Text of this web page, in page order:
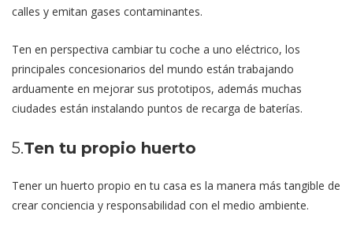
calles y emitan gases contaminantes.
Ten en perspectiva cambiar tu coche a uno eléctrico, los
principales concesionarios del mundo están trabajando
arduamente en mejorar sus prototipos, además muchas
ciudades están instalando puntos de recarga de baterías.
5.Ten tu propio huerto
Tener un huerto propio en tu casa es la manera más tangible de
crear conciencia y responsabilidad con el medio ambiente.